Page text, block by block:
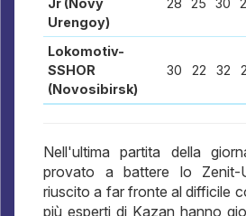
Urengoy)
Lokomotiv-
SSHOR
(Novosibirsk)
30 22 32
Nell'ultima partita della
provato a battere lo Zenit-
riuscito a far fronte al difficile
più esperti di Kazan hanno